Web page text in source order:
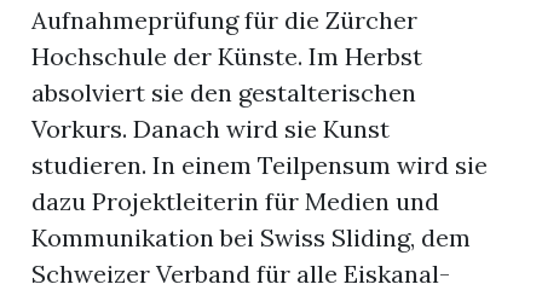
Aufnahmeprüfung für die Zürcher
Hochschule der Künste. Im Herbst
absolviert sie den gestalterischen
Vorkurs. Danach wird sie Kunst
studieren. In einem Teilpensum wird sie
dazu Projektleiterin für Medien und
Kommunikation bei Swiss Sliding, dem
Schweizer Verband für alle Eiskanal-